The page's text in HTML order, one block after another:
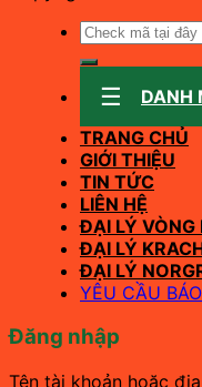
Tìm
kiếm:
DANH
TRANG CHỦ
GIỚI THIỆU
TIN TỨC
LIÊN HỆ
ĐẠI LÝ VÒNG
ĐẠI LÝ
ĐẠI LÝ
YÊU CẦU
Đăng nhập
Tên tài khoản hoặc